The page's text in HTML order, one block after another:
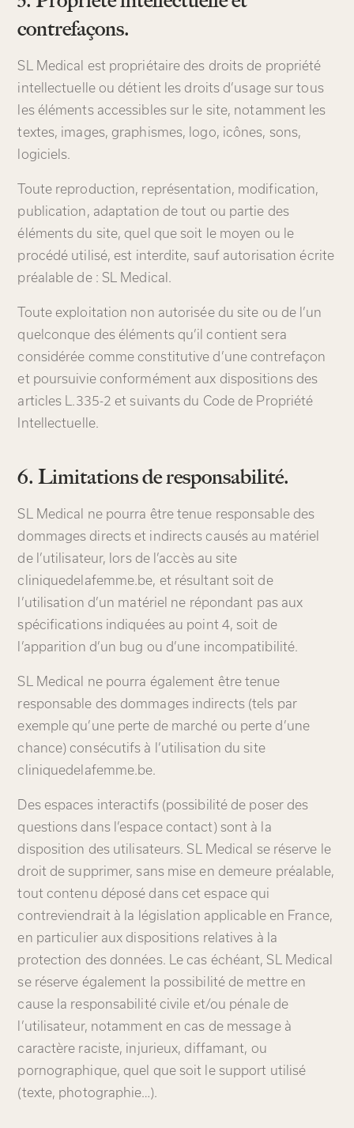
contrefaçons.
SL Medical est propriétaire des droits de propriété
intellectuelle ou détient les droits d’usage sur tous
les éléments accessibles sur le site, notamment les
textes, images, graphismes, logo, icônes, sons,
logiciels.
Toute reproduction, représentation, modification,
publication, adaptation de tout ou partie des
éléments du site, quel que soit le moyen ou le
procédé utilisé, est interdite, sauf autorisation écrite
préalable de : SL Medical.
Toute exploitation non autorisée du site ou de l’un
quelconque des éléments qu’il contient sera
considérée comme constitutive d’une contrefaçon
et poursuivie conformément aux dispositions des
articles L.335-2 et suivants du Code de Propriété
Intellectuelle.
6. Limitations de responsabilité.
SL Medical ne pourra être tenue responsable des
dommages directs et indirects causés au matériel
de l’utilisateur, lors de l’accès au site
cliniquedelafemme.be, et résultant soit de
l’utilisation d’un matériel ne répondant pas aux
spécifications indiquées au point 4, soit de
l’apparition d’un bug ou d’une incompatibilité.
SL Medical ne pourra également être tenue
responsable des dommages indirects (tels par
exemple qu’une perte de marché ou perte d’une
chance) consécutifs à l’utilisation du site
cliniquedelafemme.be.
Des espaces interactifs (possibilité de poser des
questions dans l’espace contact) sont à la
disposition des utilisateurs. SL Medical se réserve le
droit de supprimer, sans mise en demeure préalable,
tout contenu déposé dans cet espace qui
contreviendrait à la législation applicable en France,
en particulier aux dispositions relatives à la
protection des données. Le cas échéant, SL Medical
se réserve également la possibilité de mettre en
cause la responsabilité civile et/ou pénale de
l’utilisateur, notamment en cas de message à
caractère raciste, injurieux, diffamant, ou
pornographique, quel que soit le support utilisé
(texte, photographie…).